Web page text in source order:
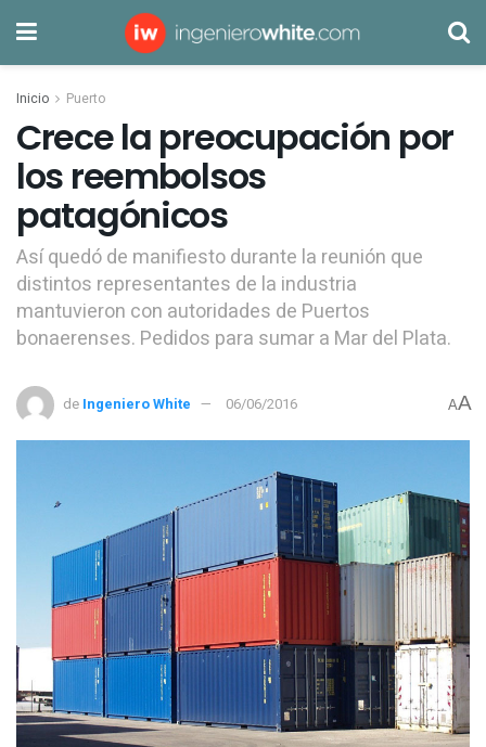
Inicio Puerto
Crece la preocupación por
los reembolsos
patagónicos
Así quedó de manifiesto durante la reunión que
distintos representantes de la industria
mantuvieron con autoridades de Puertos
bonaerenses. Pedidos para sumar a Mar del Plata.
de Ingeniero White 06/06/2016 AA